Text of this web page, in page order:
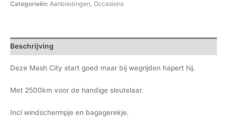
Categorieën: Aanbiedingen Occasions
Beschrijving
Deze Mash City start goed maar bij wegrijden hapert hij.
Met 2500km voor de handige sleutelaar.
Incl windschermpje en bagagerekje.